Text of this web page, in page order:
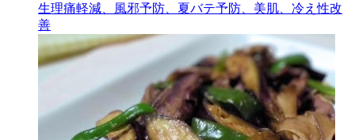
生理痛軽減、風邪予防、夏バテ予防、美肌、冷え性改
善